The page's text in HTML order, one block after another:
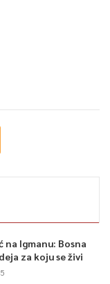
na Igmanu: Bosna
za koju se živi